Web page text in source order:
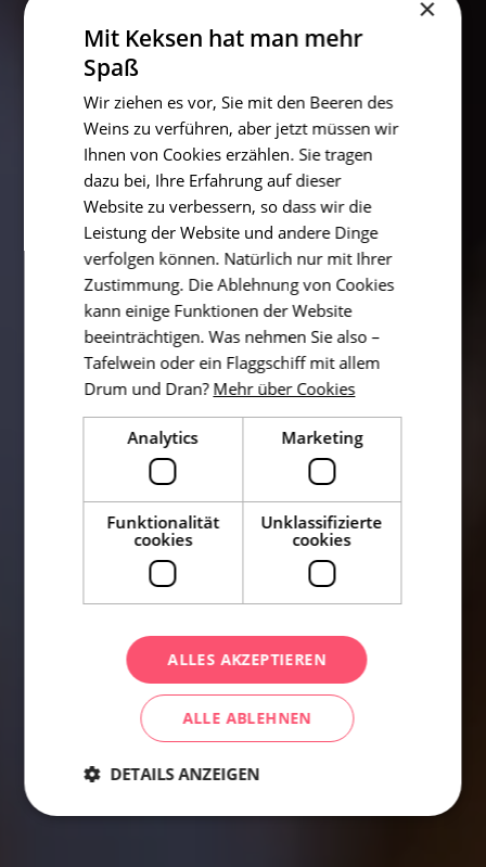
×
Mit Keksen hat man mehr
Spaß
Wir ziehen es vor, Sie mit den Beeren des
Weins zu verführen, aber jetzt müssen wir
Ihnen von Cookies erzählen. Sie tragen
dazu bei, Ihre Erfahrung auf dieser
Website zu verbessern, so dass wir die
Leistung der Website und andere Dinge
verfolgen können. Natürlich nur mit Ihrer
Zustimmung. Die Ablehnung von Cookies
kann einige Funktionen der Website
beeinträchtigen. Was nehmen Sie also –
Tafelwein oder ein Flaggschiff mit allem
Drum und Dran? Mehr über Cookies
Analytics Marketing
Funktionalität
cookies
Unklassifizierte
cookies
ALLES AKZEPTIEREN
ALLE ABLEHNEN
DETAILS ANZEIGEN